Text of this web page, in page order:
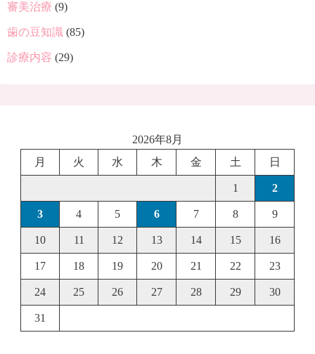
審美治療 (9)
歯の豆知識 (85)
診療内容 (29)
2026年8月
月
火 水 木 金 土 日
1 2
3 4 5 6 7 8 9
10 11 12 13 14 15 16
17 18 19 20 21 22 23
24 25 26 27 28 29 30
31